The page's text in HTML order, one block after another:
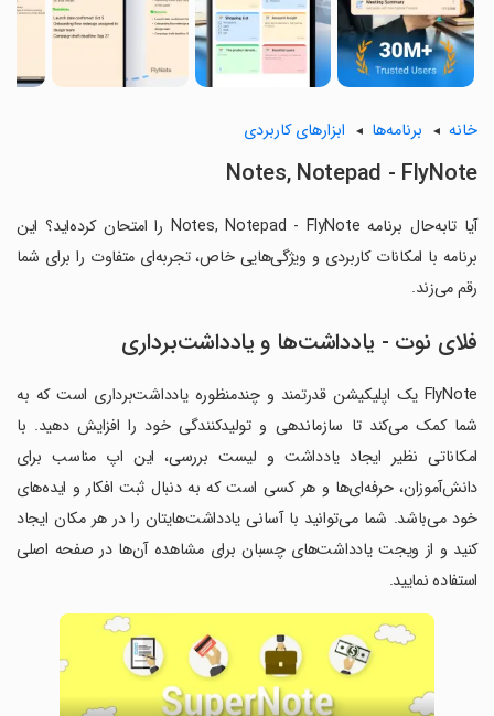
خانه برنامه‌ها ابزارهای کاربردی
Notes, Notepad - FlyNote
آیا تابه‌حال برنامه Notes, Notepad - FlyNote را امتحان کرده‌اید؟ این
برنامه با امکانات کاربردی و ویژگی‌هایی خاص، تجربه‌ای متفاوت را برای شما
رقم می‌زند.
فلای نوت - یادداشت‌ها و یادداشت‌برداری
FlyNote یک اپلیکیشن قدرتمند و چندمنظوره یادداشت‌برداری است که به
شما کمک می‌کند تا سازماندهی و تولیدکنندگی خود را افزایش دهید. با
امکاناتی نظیر ایجاد یادداشت و لیست بررسی، این اپ مناسب برای
دانش‌آموزان، حرفه‌ای‌ها و هر کسی است که به دنبال ثبت افکار و ایده‌های
خود می‌باشد. شما می‌توانید با آسانی یادداشت‌هایتان را در هر مکان ایجاد
کنید و از ویجت یادداشت‌های چسبان برای مشاهده آن‌ها در صفحه اصلی
استفاده نمایید.